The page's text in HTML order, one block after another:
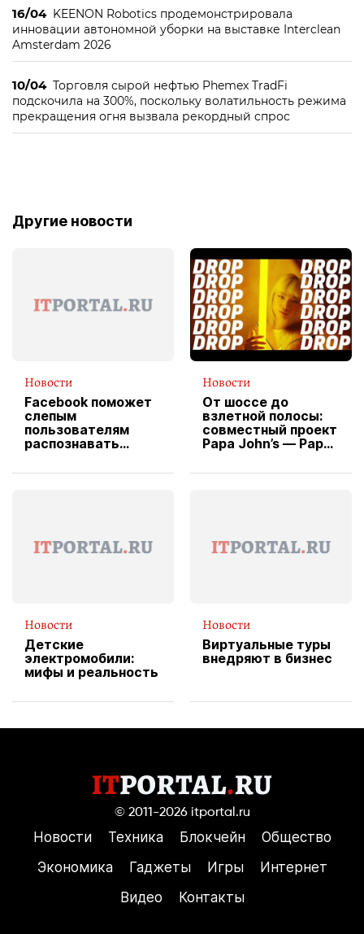
16/04 KEENON Robotics продемонстрировала
инновации автономной уборки на выставке Interclean
Amsterdam 2026
10/04 Торговля сырой нефтью Phemex TradFi
подскочила на 300%, поскольку волатильность режима
прекращения огня вызвала рекордный спрос
Другие новости
Новости
Facebook поможет
слепым
пользователям
распознавать
Новости
От шоссе до
взлетной полосы:
совместный проект
Papa John’s — Papa
вводит
Новости
Детские
электромобили:
мифы и реальность
Новости
Виртуальные туры
внедряют в бизнес
© 2011-2026 itportal.ru
Новости Техника Блокчейн
Общество
Экономика
Гаджеты Игры
Интернет
Видео
Контакты